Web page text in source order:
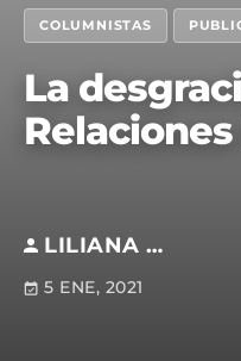
COLUMNISTAS
La
LILIANA BRETÓN
5 ENE, 2021